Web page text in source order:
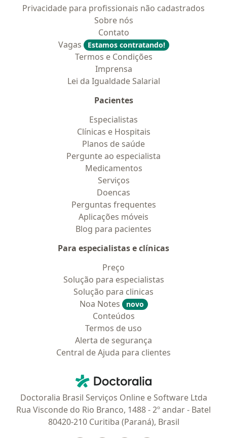
Privacidade para profissionais não cadastrados
Sobre nós
Contato
Vagas
Estamos contratando!
Termos e Condições
Imprensa
Lei da Igualdade Salarial
Pacientes
Especialistas
Clínicas e Hospitais
Planos de saúde
Pergunte ao especialista
Medicamentos
Serviços
Doencas
Perguntas frequentes
Aplicações móveis
Blog para pacientes
Para especialistas e clínicas
Preço
Solução para especialistas
Solução para clinicas
Noa Notes
novo
Conteúdos
Termos de uso
Alerta de segurança
Central de Ajuda para clientes
Doctoralia - Homepage
Doctoralia Brasil Serviços Online e Software Ltda
Rua Visconde do Rio Branco, 1488 - 2º andar - Batel
80420-210 Curitiba (Paraná), Brasil